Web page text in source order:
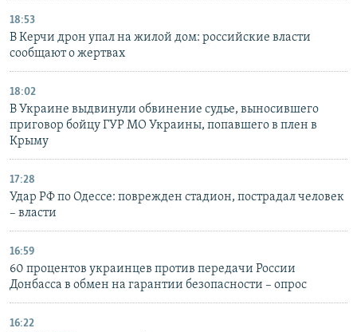
Все сайты RFE/RL
18:53
В Керчи дрон упал на жилой дом: российские власти
сообщают о жертвах
18:02
В Украине выдвинули обвинение судье, выносившего
приговор бойцу ГУР МО Украины, попавшего в плен в
Крыму
17:28
Удар РФ по Одессе: поврежден стадион, пострадал человек
– власти
16:59
60 процентов украинцев против передачи России
Донбасса в обмен на гарантии безопасности – опрос
16:22